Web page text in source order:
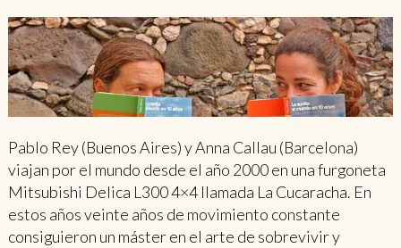
Pablo Rey (Buenos Aires) y Anna Callau (Barcelona)
viajan por el mundo desde el año 2000 en una furgoneta
Mitsubishi Delica L300 4×4 llamada La Cucaracha. En
estos años veinte años de movimiento constante
consiguieron un máster en el arte de sobrevivir y